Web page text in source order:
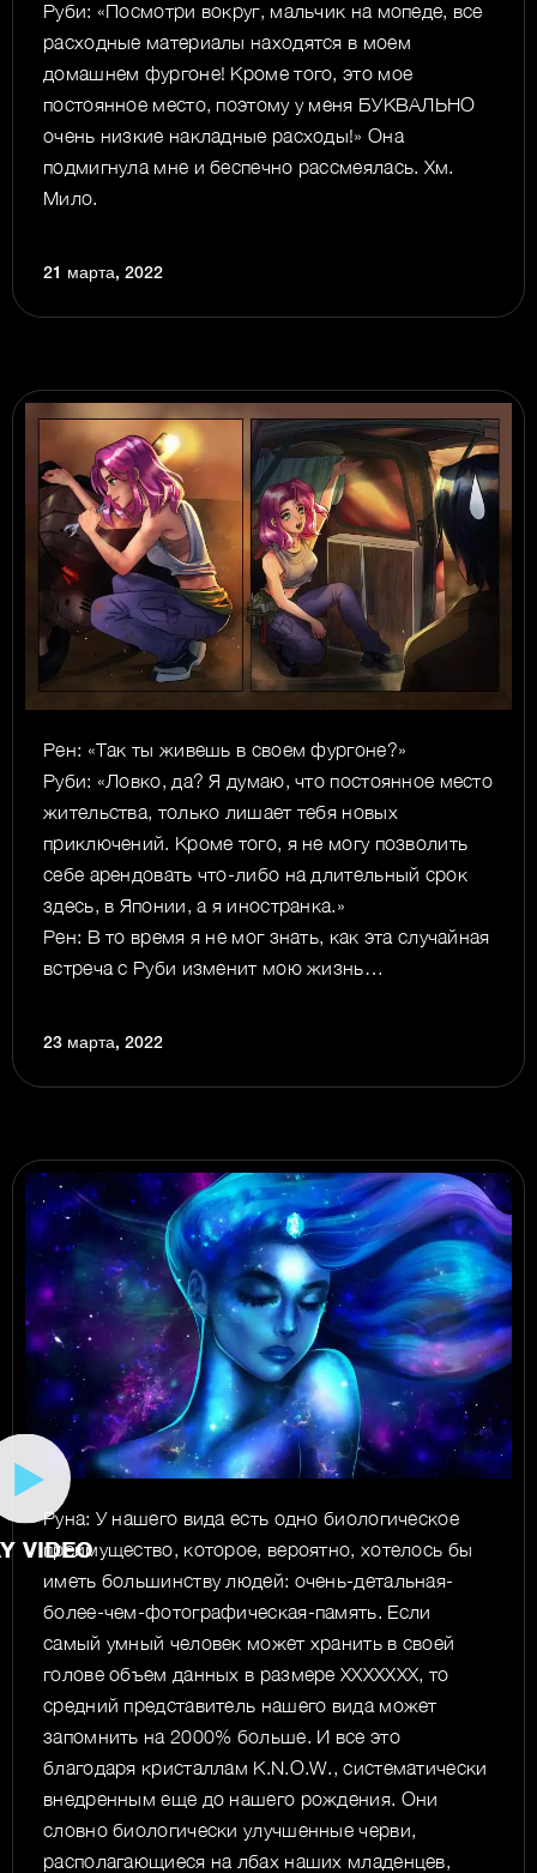
Руби: «Посмотри вокруг, мальчик на мопеде, все
расходные материалы находятся в моем
домашнем фургоне! Кроме того, это мое
постоянное место, поэтому у меня БУКВАЛЬНО
очень низкие накладные расходы!» Она
подмигнула мне и беспечно рассмеялась. Хм.
Мило.
21 марта, 2022
Рен: «Так ты живешь в своем фургоне?»
Руби: «Ловко, да? Я думаю, что постоянное место
жительства, только лишает тебя новых
приключений. Кроме того, я не могу позволить
себе арендовать что-либо на длительный срок
здесь, в Японии, а я иностранка.»
Рен: В то время я не мог знать, как эта случайная
встреча с Руби изменит мою жизнь…
23 марта, 2022
Руна: У нашего вида есть одно биологическое
преимущество, которое, вероятно, хотелось бы
иметь большинству людей: очень-детальная-
более-чем-фотографическая-память. Если
самый умный человек может хранить в своей
голове объем данных в размере ХХХХХХХ, то
средний представитель нашего вида может
запомнить на 2000% больше. И все это
благодаря кристаллам K.N.O.W., систематически
внедренным еще до нашего рождения. Они
словно биологически улучшенные черви,
располагающиеся на лбах наших младенцев,